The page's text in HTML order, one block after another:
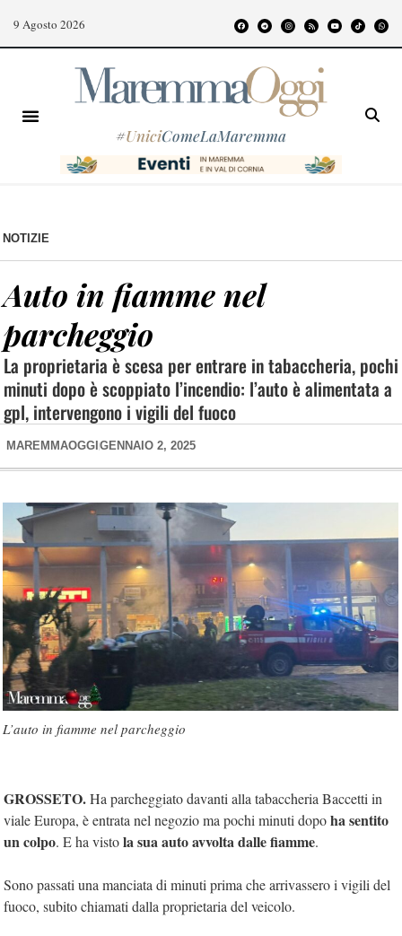
9 Agosto 2026
#UniciComeLaMaremma
NOTIZIE
Auto in fiamme nel
parcheggio
La proprietaria è scesa per entrare in tabaccheria, pochi
minuti dopo è scoppiato l’incendio: l’auto è alimentata a
gpl, intervengono i vigili del fuoco
MAREMMAOGGI GENNAIO 2, 2025
L’auto in fiamme nel parcheggio
GROSSETO.Ha parcheggiato davanti alla tabaccheria Baccetti in
viale Europa, è entrata nel negozio ma pochi minuti dopoha sentito
un colpo. E ha vistola sua auto avvolta dalle fiamme.
Sono passati una manciata di minuti prima che arrivassero i vigili del
fuoco, subito chiamati dalla proprietaria del veicolo.